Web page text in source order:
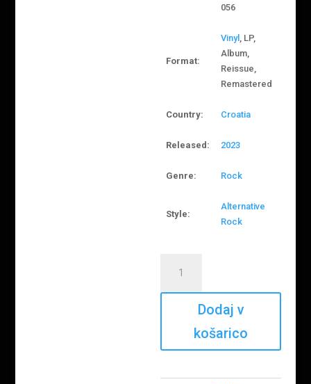
056
Format:
Vinyl , LP,
Album,
Reissue,
Remastered
Country: Croatia
Released: 2023
Genre: Rock
Style:
Alternative
Rock
–
količina
Dodaj v
košarico